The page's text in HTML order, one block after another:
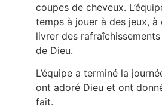
coupes de cheveux.
temps à jouer à des jeux, à
livrer des
de Dieu.
L’équipe a terminé la
ont adoré Dieu et ont
fait.